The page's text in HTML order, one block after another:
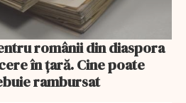
românii din diaspora
în țară. Cine poate
rambursat